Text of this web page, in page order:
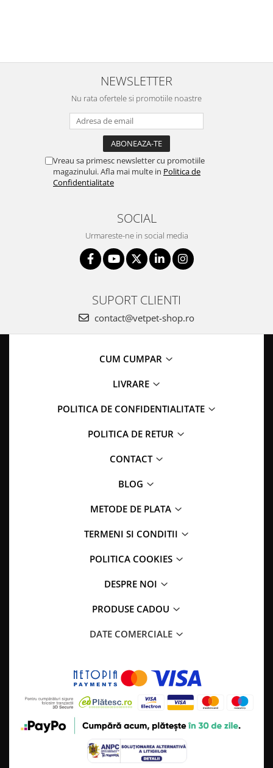
NEWSLETTER
Nu rata ofertele si promotiile noastre
Vreau sa primesc newsletter cu promotiile
magazinului. Afla mai multe in Politica de
Confidentialitate
SOCIAL
Urmareste-ne in social media
SUPORT CLIENTI
contact@vetpet-shop.ro
CUM CUMPAR
LIVRARE
POLITICA DE CONFIDENTIALITATE
POLITICA DE RETUR
CONTACT
BLOG
METODE DE PLATA
TERMENI SI CONDITII
POLITICA COOKIES
DESPRE NOI
PRODUSE CADOU
DATE COMERCIALE